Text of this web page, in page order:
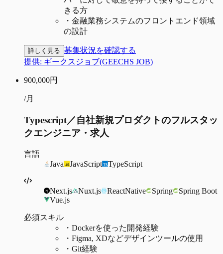
きる方
・ 金融業務システムのフロントエンド領域
の設計
詳しく見る 募集状況を確認する
提供: ギークスジョブ(GEECHS JOB)
900,000円
/月
Typescript／自社新規プロダクトのフルスタッ
クエンジニア・求人
言語
Java
JavaScript TypeScript
Next.js Nuxt.js ReactNative Spring
Spring Boot
Vue.js
必須スキル
・ Dockerを使った開発経験
・ Figma, XDなどデザインツールの使用
・ Git経験